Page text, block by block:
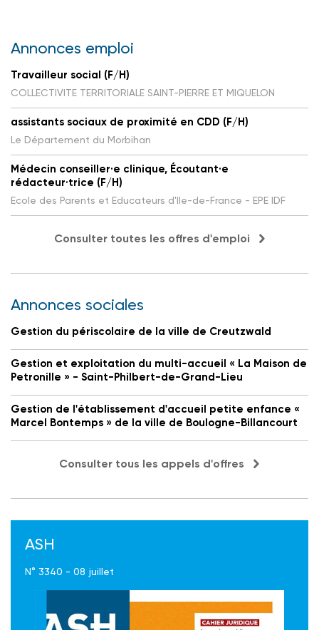
Annonces emploi
Travailleur social (F/H)
COLLECTIVITE TERRITORIALE SAINT-PIERRE ET MIQUELON
assistants sociaux de proximité en CDD (F/H)
Le Département du Morbihan
Médecin conseiller·e clinique, Écoutant·e
rédacteur·trice (F/H)
Ecole des Parents et Educateurs d'Ile-de-France - EPE IDF
Consulter toutes les offres d'emploi
Annonces sociales
Gestion du périscolaire de la ville de Creutzwald
Gestion et exploitation du multi-accueil « La Maison de
Petronille » - Saint-Philbert-de-Grand-Lieu
Gestion de l'établissement d'accueil petite enfance «
Marcel Bontemps » de la ville de Boulogne-Billancourt
Consulter tous les appels d'offres
ASH
N° 3340 - 08 juillet